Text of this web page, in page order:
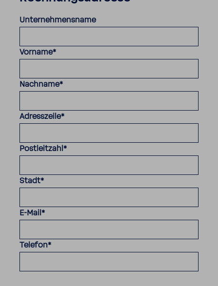
Unternehmensname
Vorname*
Nachname*
Adresszeile*
Postleitzahl *
Stadt*
E-Mail *
Telefon*